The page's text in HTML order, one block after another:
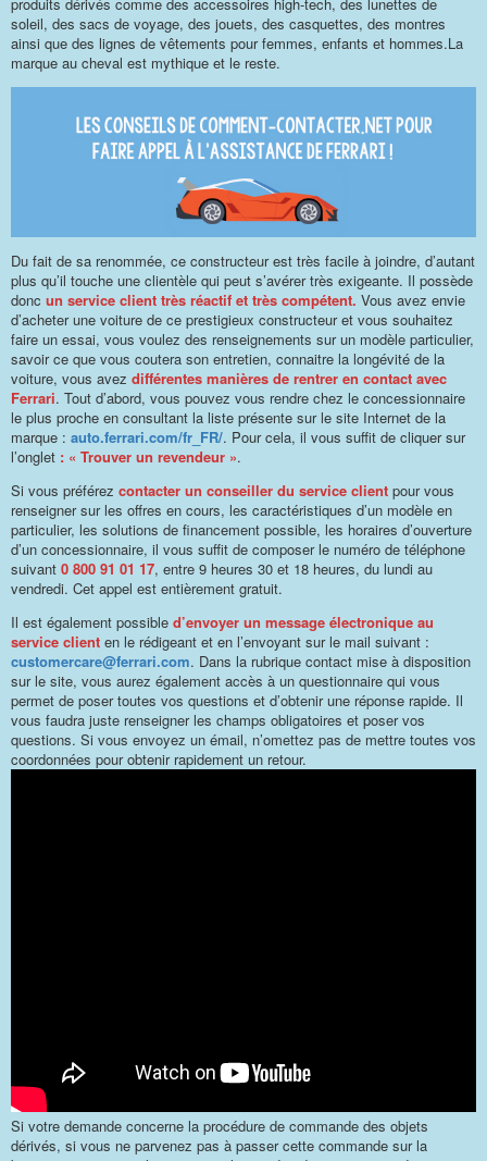
soleil, des sacs de voyage, des jouets, des casquettes, des montres
ainsi que des lignes de vêtements pour femmes, enfants et hommes.La
marque au cheval est mythique et le reste.
Du fait de sa renommée, ce constructeur est très facile à joindre, d’autant
plus qu’il touche une clientèle qui peut s’avérer très exigeante. Il possède
donc un service client très réactif et très compétent. Vous avez envie
d’acheter une voiture de ce prestigieux constructeur et vous souhaitez
faire un essai, vous voulez des renseignements sur un modèle particulier,
savoir ce que vous coutera son entretien, connaitre la longévité de la
voiture, vous avez différentes manières de rentrer en contact avec
Ferrari. Tout d’abord, vous pouvez vous rendre chez le concessionnaire
le plus proche en consultant la liste présente sur le site Internet de la
marque : auto.ferrari.com/fr_FR/. Pour cela, il vous suffit de cliquer sur
l’onglet : « Trouver un revendeur ».
Si vous préférez contacter un conseiller du service client pour vous
renseigner sur les offres en cours, les caractéristiques d’un modèle en
particulier, les solutions de financement possible, les horaires d’ouverture
d’un concessionnaire, il vous suffit de composer le numéro de téléphone
suivant 0 800 91 01 17, entre 9 heures 30 et 18 heures, du lundi au
vendredi. Cet appel est entièrement gratuit.
Il est également possible d’envoyer un message électronique au
service client en le rédigeant et en l’envoyant sur le mail suivant :
customercare@ferrari.com. Dans la rubrique contact mise à disposition
sur le site, vous aurez également accès à un questionnaire qui vous
permet de poser toutes vos questions et d’obtenir une réponse rapide. Il
vous faudra juste renseigner les champs obligatoires et poser vos
questions. Si vous envoyez un émail, n’omettez pas de mettre toutes vos
coordonnées pour obtenir rapidement un retour.
Si votre demande concerne la procédure de commande des objets
dérivés, si vous ne parvenez pas à passer cette commande sur la